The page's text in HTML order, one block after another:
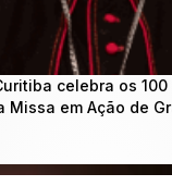
celebra os 100
Missa em Ação de